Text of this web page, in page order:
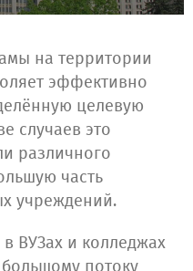
на территории
эффективно
целевую
случаев это
различного
часть
учреждений.
ВУЗах и колледжах